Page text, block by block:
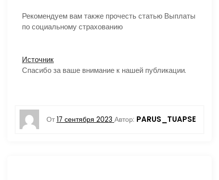
Рекомендуем вам также прочесть статью Выплаты
по социальному страхованию
Источник
Спасибо за ваше внимание к нашей публикации.
От 17 сентября 2023 Автор: PARUS_TUAPSE